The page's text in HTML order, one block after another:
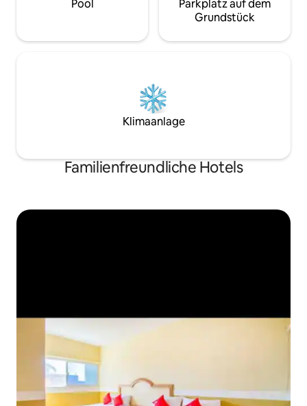
Pool
Parkplatz auf dem
Grundstück
Klimaanlage
Familienfreundliche Hotels